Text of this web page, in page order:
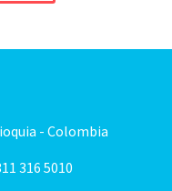
- Colombia
316 5010